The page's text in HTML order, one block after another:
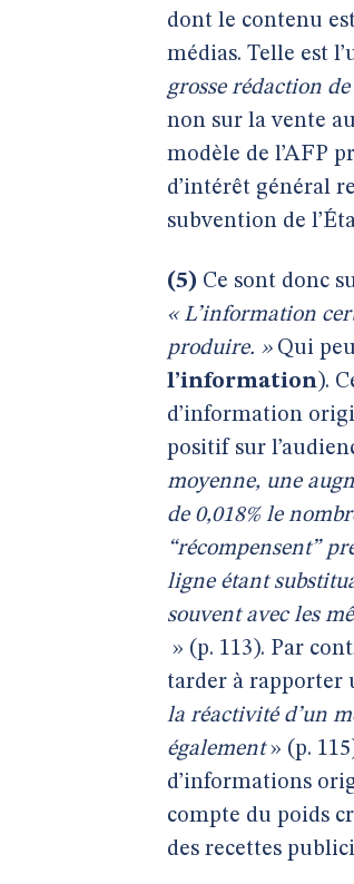
dont le contenu
médias. Telle est
grosse rédaction
non sur la vente
modèle de l’AFP
d’intérêt général
subvention de
(5) Ce sont donc
« L’information
produire. »Qui
l’information).
d’information
positif sur
moyenne, une
de 0,018% le
“récompensent”
ligne étant
souvent avec les
» (p. 113). Par
tarder à rapporter
la réactivité d’un
également» (p.
d’informations
compte du poids
des recettes